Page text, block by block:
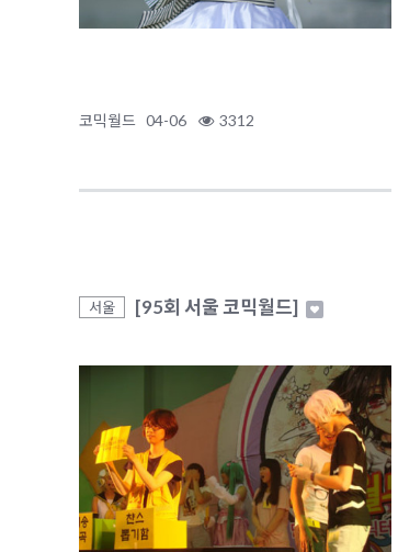
코믹월드 04-06 3312
서울 [95회 서울 코믹월드]